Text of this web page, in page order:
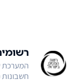
המערכת
חשבונות